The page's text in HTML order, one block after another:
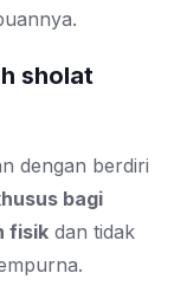
sholat
dengan berdiri
bagi
fisik dan tidak